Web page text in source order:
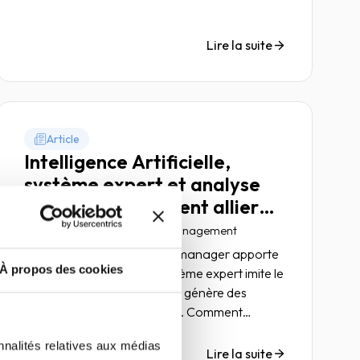
À propos des cookies
relatives aux médias
Lire la suite
Article
Intelligence Artificielle,
système expert et analyse
humaine... Comment allier
ces trois éléments dans la
décision de crédit ?
08 décembre 2022 Risk management
Dans son analyse, le credit manager apporte
expertise et intuition ; le système expert imite le
raisonnement humain et l’IA génère des
scores statistiques prédictifs. Comment
décisions de crédit de plus en plusLire la suite